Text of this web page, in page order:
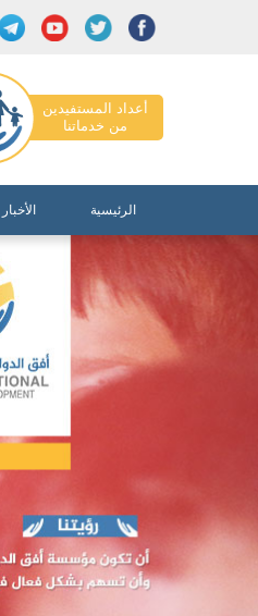
أعداد المستفيدين
من خدماتنا
الرئيسية الأخبار